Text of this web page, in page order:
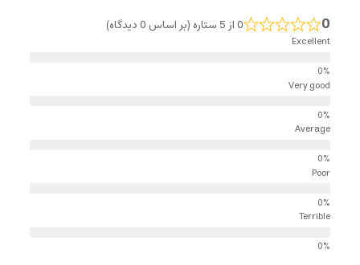
0 0 از 5 ستاره (بر اساس 0 دیدگاه)
Excellent
Very good
Average
Poor
Terrible